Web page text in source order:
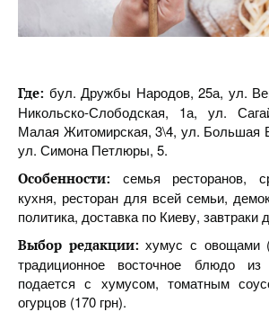
Где: бул. Дружбы Народов, 25а, ул.
Никольско-Слободская, 1а, ул.
Малая Житомирская, 3\4, ул. Большая
ул. Симона Петлюры, 5.
Особенности: семья ресторанов,
кухня, ресторан для всей семьи,
политика, доставка по Киеву, завтраки
Выбор редакции: хумус с овощами
традиционное восточное блюдо из
подается с хумусом, томатным
огурцов (170 грн).